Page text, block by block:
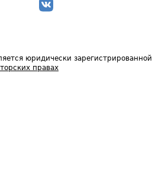
юридически зарегистрированной
правах